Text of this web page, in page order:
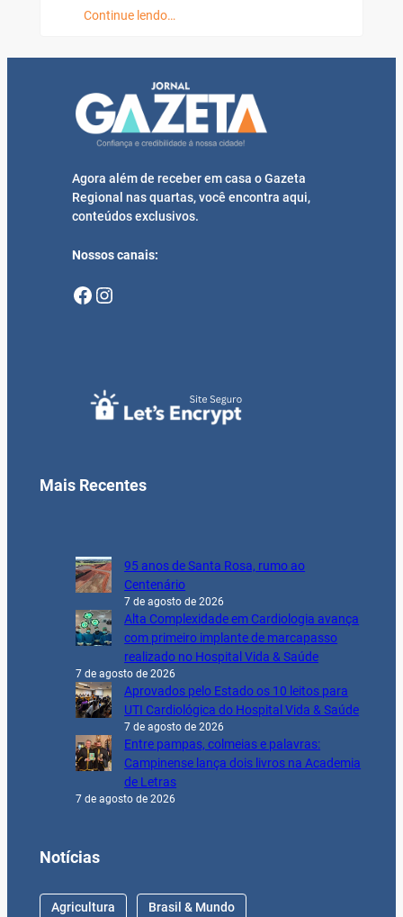
Continue lendo…
Agora além de receber em casa o Gazeta
Regional nas quartas, você encontra aqui,
conteúdos exclusivos.
Nossos canais:
Facebook Instagram
Mais Recentes
95 anos de Santa Rosa, rumo ao
Centenário
7 de agosto de 2026
Alta Complexidade em Cardiologia avança
com primeiro implante de marcapasso
realizado no Hospital Vida & Saúde
7 de agosto de 2026
Aprovados pelo Estado os 10 leitos para
UTI Cardiológica do Hospital Vida & Saúde
7 de agosto de 2026
Entre pampas, colmeias e palavras:
Campinense lança dois livros na Academia
de Letras
7 de agosto de 2026
Notícias
Agricultura Brasil & Mundo